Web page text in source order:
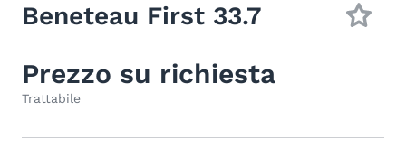
Beneteau First 33.7
Prezzo su richiesta
Trattabile